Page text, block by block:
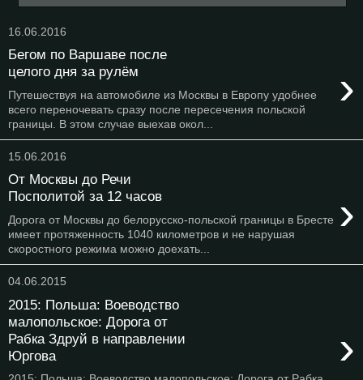
16.06.2016
Бегом по Варшаве после
целого дня за рулём
›
Путешествуя на автомобиле из Москвы в Европу удобнее
всего переночевать сразу после пересечения польской
границы. В этом случае выехав окол...
15.06.2016
От Москвы до Речи
Посполитой за 12 часов
›
Дорога от Москвы до белорусско-польской границы в Бресте
имеет протяженность 1040 километров и не нарушая
скоростного режима можно доехать...
04.06.2015
2015: Польша: Воеводство
малопольское: Дорога от
Рабка Здруй в направлении
Юргова
›